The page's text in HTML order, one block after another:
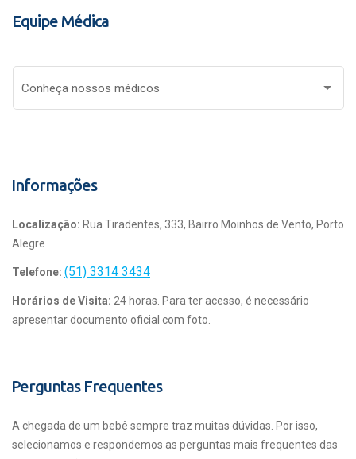
Equipe Médica
Conheça nossos médicos
Informações
Localização: Rua Tiradentes, 333, Bairro Moinhos de Vento, Porto
Alegre
Telefone: (51) 3314 3434
Horários de Visita: 24 horas. Para ter acesso, é necessário
apresentar documento oficial com foto.
Perguntas Frequentes
A chegada de um bebê sempre traz muitas dúvidas. Por isso,
selecionamos e respondemos as perguntas mais frequentes das